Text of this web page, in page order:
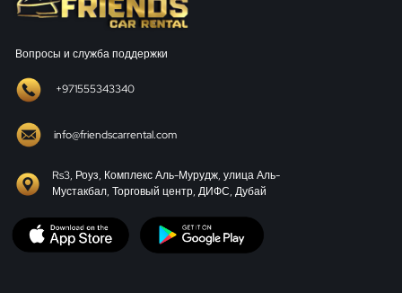
Вопросы и служба поддержки
+971555343340
info@friendscarrental.com
Rs3, Роуз, Комплекс Аль-Мурудж, улица Аль-
Мустакбал, Торговый центр, ДИФС, Дубай